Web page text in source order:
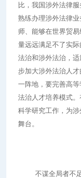
比，我国涉外法律
熟练办理涉外法律
师、能够在世界贸
量远远满足不了实
法治和涉外法治，
步加大涉外法治人
一阵地，要完善高
法治人才培养模式
科学研究工作，为
舞台。
不谋全局者不